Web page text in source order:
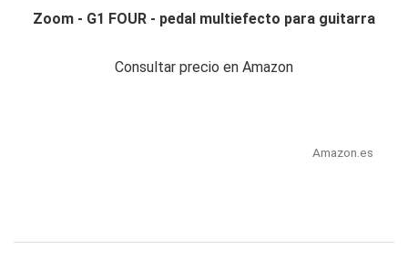
Zoom - G1 FOUR - pedal multiefecto para guitarra
Consultar precio en Amazon
Amazon.es